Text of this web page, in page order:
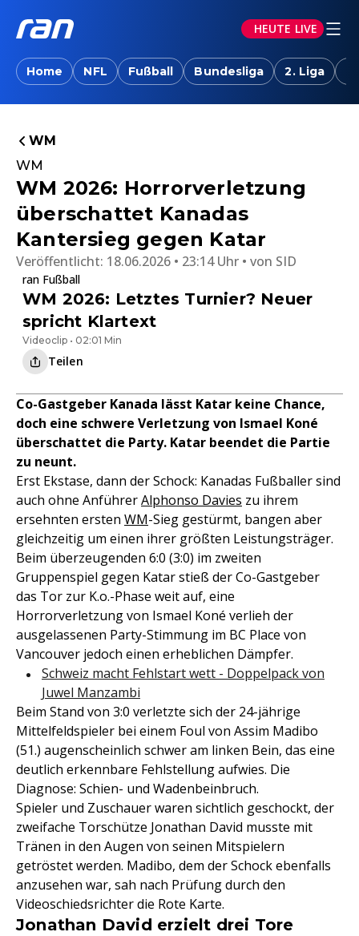
HEUTE LIVE
Home NFL Fußball Bundesliga 2. Liga
WM
WM
WM 2026: Horrorverletzung
überschattet Kanadas
Kantersieg gegen Katar
Veröffentlicht: 18.06.2026 • 23:14 Uhr von SID
ran Fußball
WM 2026: Letztes Turnier? Neuer
spricht Klartext
Videoclip • 02:01 Min
Teilen
Co-Gastgeber Kanada lässt Katar keine Chance,
doch eine schwere Verletzung von Ismael Koné
überschattet die Party. Katar beendet die Partie
zu neunt.
Erst Ekstase, dann der Schock: Kanadas Fußballer sind
auch ohne AnführerAlphonso Davies zu ihrem
ersehnten ersten WM-Sieg gestürmt, bangen aber
gleichzeitig um einen ihrer größten Leistungsträger.
Beim überzeugenden 6:0 (3:0) im zweiten
Gruppenspiel gegen Katar stieß der Co-Gastgeber
das Tor zur K.o.-Phase weit auf, eine
Horrorverletzung von Ismael Koné verlieh der
ausgelassenen Party-Stimmung im BC Place von
Vancouver jedoch einen erheblichen Dämpfer.
Schweiz macht Fehlstart wett - Doppelpack von
Juwel Manzambi
Beim Stand von 3:0 verletzte sich der 24-jährige
Mittelfeldspieler bei einem Foul von Assim Madibo
(51.) augenscheinlich schwer am linken Bein, das eine
deutlich erkennbare Fehlstellung aufwies. Die
Diagnose: Schien- und Wadenbeinbruch.
Spieler und Zuschauer waren sichtlich geschockt, der
zweifache Torschütze Jonathan David musste mit
Tränen in den Augen von seinen Mitspielern
getröstet werden. Madibo, dem der Schock ebenfalls
anzusehen war, sah nach Prüfung durch den
Videoschiedsrichter die Rote Karte.
Jonathan David erzielt drei Tore